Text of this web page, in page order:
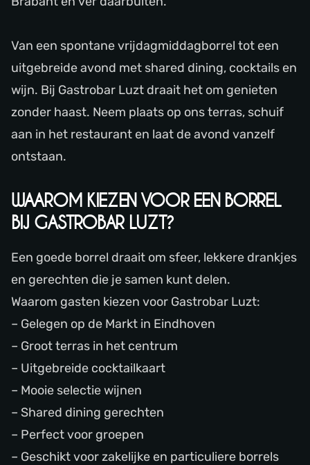
Van een spontane vrijdagmiddagborrel tot een
uitgebreide avond met shared dining, cocktails en
wijn. Bij Gastrobar Luzt draait het om genieten
zonder haast. Neem plaats op ons terras, schuif
aan in het restaurant en laat de avond vanzelf
ontstaan.
WAAROM KIEZEN VOOR EEN BORREL
BIJ GASTROBAR LUZT?
Een goede borrel draait om sfeer, lekkere drankjes
en gerechten die je samen kunt delen.
Waarom gasten kiezen voor Gastrobar Luzt:
– Gelegen op de Markt in Eindhoven
– Groot terras in het centrum
– Uitgebreide cocktailkaart
– Mooie selectie wijnen
– Shared dining gerechten
– Perfect voor groepen
– Geschikt voor zakelijke en particuliere borrels